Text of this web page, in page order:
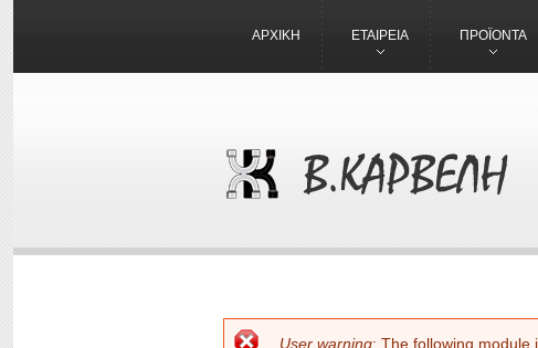
ΑΡΧΙΚΗ ΕΤΑΙΡΕΙΑ ΠΡΟΪΟΝΤΑ
User warning: The following module